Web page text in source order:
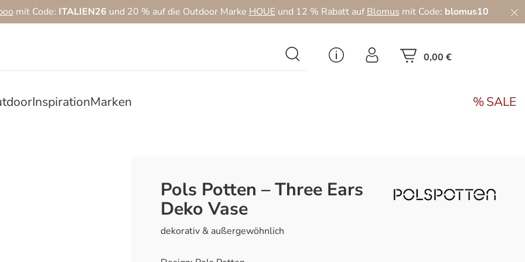
mit Code: ITALIEN26 und 20 % auf die Outdoor Marke HOUEund 12 % Rabatt aufBlomus mit Code: blomus10
0,00 €
InspirationMarken SALE
Pols Potten – Three Ears
Deko Vase
dekorativ & außergewöhnlich